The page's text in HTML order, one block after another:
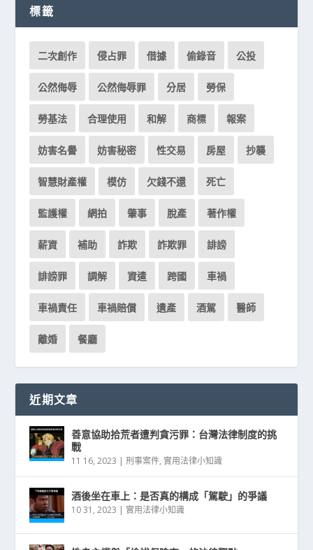
標籤
二次創作 侵占罪 借據 偷錄音 公投
公然侮辱 公然侮辱罪 分居 勞保
勞基法 合理使用 和解 商標 報案
妨害名譽 妨害秘密 性交易 房屋 抄襲
智慧財產權 模仿 欠錢不還 死亡
監護權 網拍 肇事 脫產 著作權
薪資 補助 詐欺 詐欺罪 誹謗
誹謗罪 調解 資遣 跨國 車禍
車禍責任 車禍賠償 遺產 酒駕 醫師
離婚 餐廳
近期文章
善意協助拾荒者遭判貪污罪：台灣法律制度的挑
戰
11 16, 2023 |刑事案件, 實用法律小知識
酒後坐在車上：是否真的構成「駕駛」的爭議
10 31, 2023 | 實用法律小知識